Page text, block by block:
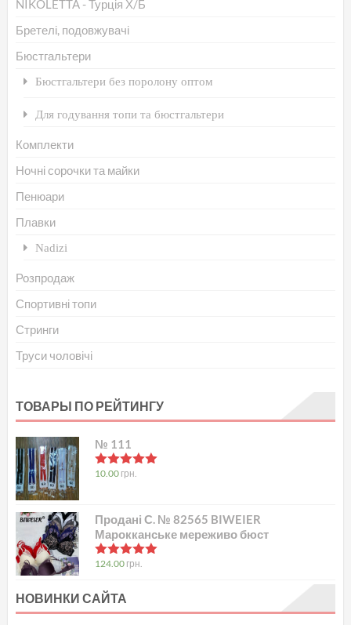
NIKOLETTA - Турція Х/Б
Бретелі, подовжувачі
Бюстгальтери
Бюстгальтери без поролону оптом
Для годування топи та бюстгальтери
Комплекти
Ночні сорочки та майки
Пенюари
Плавки
Nadizi
Розпродаж
Спортивні топи
Стринги
Труси чоловічі
ТОВАРЫ ПО РЕЙТИНГУ
№ 111
в 5.00з 5
10.00 грн.
Продані С. № 82565 BIWEIER
Марокканське мереживо бюст
в5.00з 5
124.00 грн.
НОВИНКИ САЙТА